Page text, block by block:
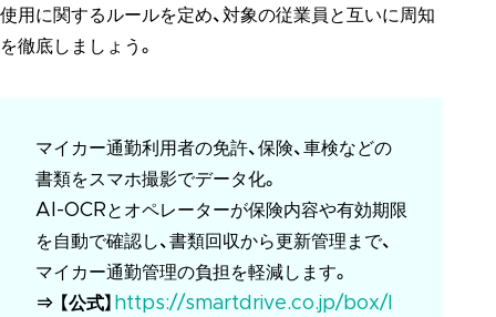
使用に関するルールを定め、対象の従業員と互いに周知
を徹底しましょう。
マイカー通勤利用者の免許、保険、車検などの
書類をスマホ撮影でデータ化。
AI-OCRとオペレーターが保険内容や有効期限
を自動で確認し、書類回収から更新管理まで、
マイカー通勤管理の負担を軽減します。
⇒ 【公式】 https://smartdrive.co.jp/box/l